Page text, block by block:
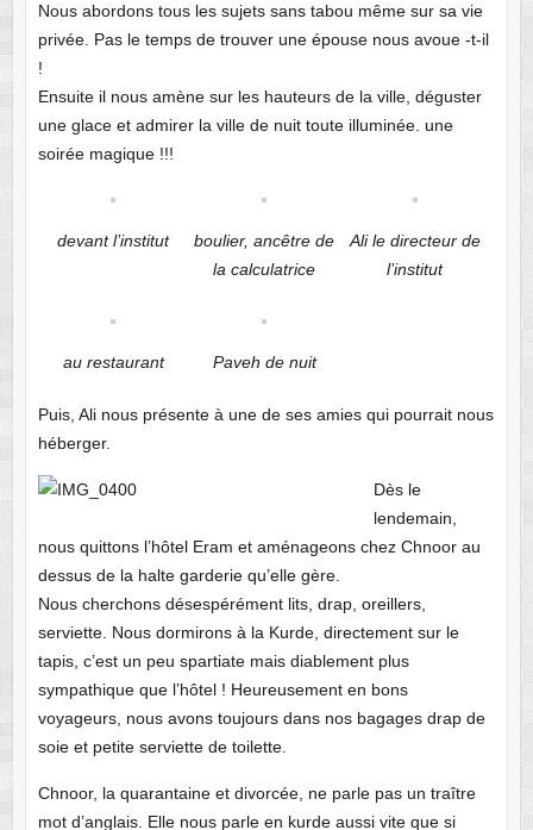
Nous abordons tous les sujets sans tabou même sur sa vie
privée. Pas le temps de trouver une épouse nous avoue -t-il
!
Ensuite il nous amène sur les hauteurs de la ville, déguster
une glace et admirer la ville de nuit toute illuminée. une
soirée magique !!!
devant l’institut
boulier, ancêtre de
la calculatrice
Ali le directeur de
l’institut
au restaurant Paveh de nuit
Puis, Ali nous présente à une de ses amies qui pourrait nous
héberger.
Dès le
lendemain,
nous quittons l’hôtel Eram et aménageons chez Chnoor au
dessus de la halte garderie qu’elle gère.
Nous cherchons désespérément lits, drap, oreillers,
serviette. Nous dormirons à la Kurde, directement sur le
tapis, c’est un peu spartiate mais diablement plus
sympathique que l’hôtel ! Heureusement en bons
voyageurs, nous avons toujours dans nos bagages drap de
soie et petite serviette de toilette.
Chnoor, la quarantaine et divorcée, ne parle pas un traître
mot d’anglais. Elle nous parle en kurde aussi vite que si